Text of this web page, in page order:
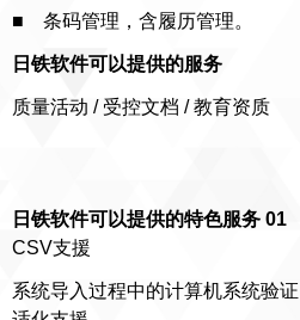
■ 条码管理，含履历管理。
日铁软件可以提供的服务
质量活动 / 受控文档 / 教育资质
日铁软件可以提供的特色服务 01
CSV支援
系统导入过程中的计算机系统验